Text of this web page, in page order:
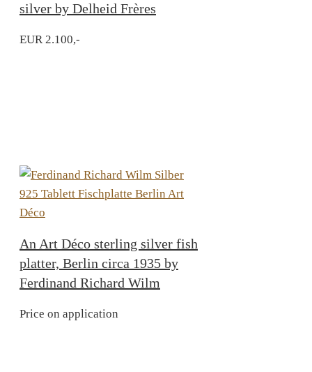
silver by Delheid Frères
EUR 2.100,-
An Art Déco sterling silver fish
platter, Berlin circa 1935 by
Ferdinand Richard Wilm
Price on application